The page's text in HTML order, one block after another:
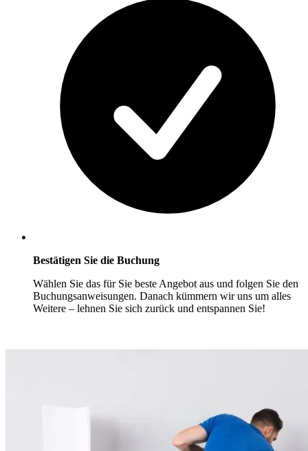
Bestätigen Sie die Buchung
Wählen Sie das für Sie beste Angebot aus und folgen Sie den
Buchungsanweisungen. Danach kümmern wir uns um alles
Weitere – lehnen Sie sich zurück und entspannen Sie!